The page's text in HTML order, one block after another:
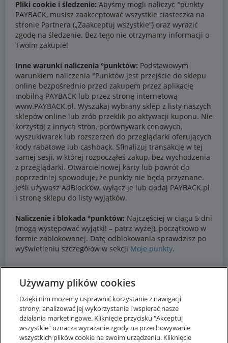
Używamy plików cookies
Dzięki nim możemy usprawnić korzystanie z nawigacji
strony, analizować jej wykorzystanie i wspierać nasze
działania marketingowe. Kliknięcie przycisku "Akceptuj
wszystkie" oznacza wyrażanie zgody na przechowywanie
wszystkich plików cookie na swoim urządzeniu. Kliknięcie